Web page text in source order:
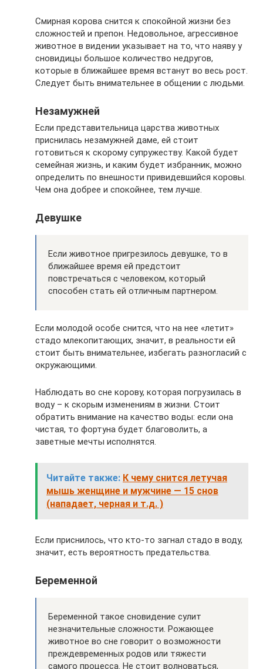
Смирная корова снится к спокойной жизни без
сложностей и препон. Недовольное, агрессивное
животное в видении указывает на то, что наяву у
сновидицы большое количество недругов,
которые в ближайшее время встанут во весь рост.
Следует быть внимательнее в общении с людьми.
Незамужней
Если представительница царства животных
приснилась незамужней даме, ей стоит
готовиться к скорому супружеству. Какой будет
семейная жизнь, и каким будет избранник, можно
определить по внешности привидевшийся коровы.
Чем она добрее и спокойнее, тем лучше.
Девушке
Если животное пригрезилось девушке, то в
ближайшее время ей предстоит
повстречаться с человеком, который
способен стать ей отличным партнером.
Если молодой особе снится, что на нее «летит»
стадо млекопитающих, значит, в реальности ей
стоит быть внимательнее, избегать разногласий с
окружающими.
Наблюдать во сне корову, которая погрузилась в
воду – к скорым изменениям в жизни. Стоит
обратить внимание на качество воды: если она
чистая, то фортуна будет благоволить, а
заветные мечты исполнятся.
Читайте также: К чему снится летучая
мышь женщине и мужчине — 15 снов
(нападает, черная и т.д. )
Если приснилось, что кто-то загнал стадо в воду,
значит, есть вероятность предательства.
Беременной
Беременной такое сновидение сулит
незначительные сложности. Рожающее
животное во сне говорит о возможности
преждевременных родов или тяжести
самого процесса. Не стоит волноваться,